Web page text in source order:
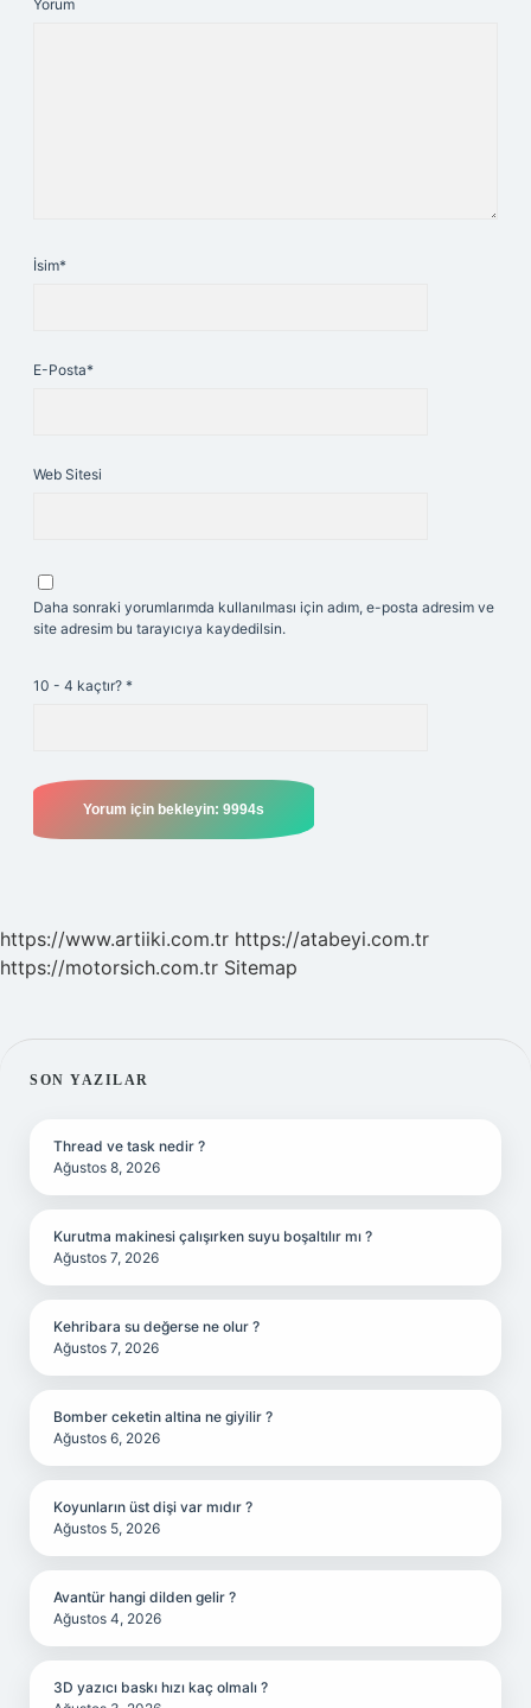
Yorum
İsim*
E-Posta*
Web Sitesi
Daha sonraki yorumlarımda kullanılması için adım, e-posta adresim ve
site adresim bu tarayıcıya kaydedilsin.
10 - 4 kaçtır? *
https://www.artiiki.com.tr https://atabeyi.com.tr
https://motorsich.com.tr Sitemap
SIDEBAR
SON YAZILAR
Thread ve task nedir ?
Ağustos 8, 2026
Kurutma makinesi çalışırken suyu boşaltılır mı ?
Ağustos 7, 2026
Kehribara su değerse ne olur ?
Ağustos 7, 2026
Bomber ceketin altina ne giyilir ?
Ağustos 6, 2026
Koyunların üst dişi var mıdır ?
Ağustos 5, 2026
Avantür hangi dilden gelir ?
Ağustos 4, 2026
3D yazıcı baskı hızı kaç olmalı ?